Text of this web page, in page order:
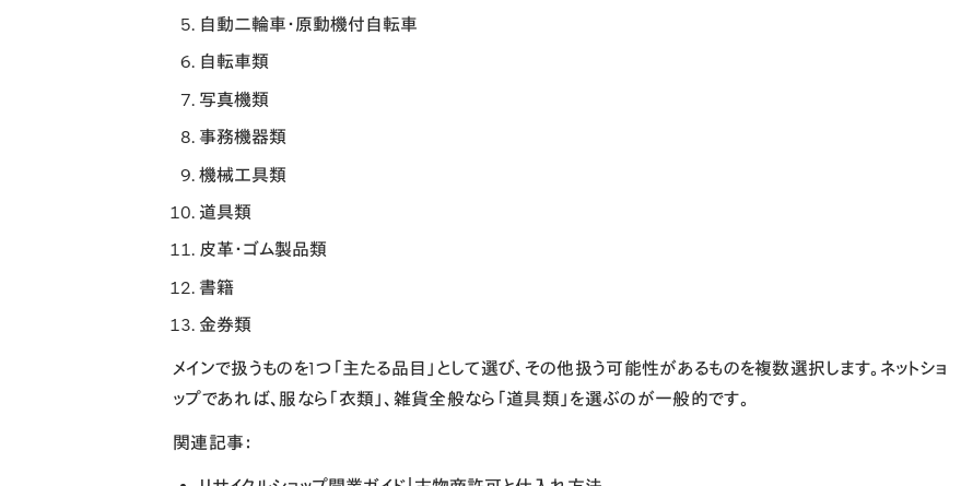
自動二輪車・原動機付自転車
自転車類
写真機類
事務機器類
機械工具類
道具類
皮革・ゴム製品類
書籍
金券類
メインで扱うものを1つ「主たる品目」として選び、その他扱う可能性があるものを複数選択します。ネットショ
ップであれば、服なら「衣類」、雑貨全般なら「道具類」を選ぶのが一般的です。
関連記事：